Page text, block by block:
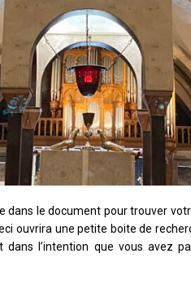
dans le document pour trouver
ouvrira une petite boite de
l’intention que vous avez